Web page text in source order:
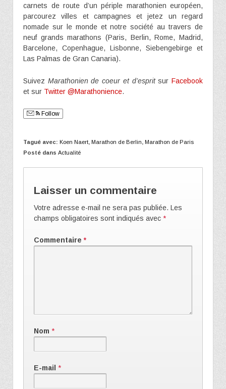
carnets de route d’un périple marathonien européen,
parcourez villes et campagnes et jetez un regard
nomade sur le monde et notre société au travers de
neuf grands marathons (Paris, Berlin, Rome, Madrid,
Barcelone, Copenhague, Lisbonne, Siebengebirge et
Las Palmas de Gran Canaria).
Suivez Marathonien de coeur et d’espritsurFacebook
et sur Twitter @Marathonience.
Follow
Tagué avec: Koen Naert Marathon de Berlin
Marathon de Paris
Posté dans Actualité
Laisser un commentaire
Votre adresse e-mail ne sera pas publiée. Les
champs obligatoires sont indiqués avec *
Commentaire *
Nom *
E-mail *